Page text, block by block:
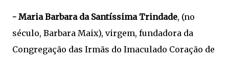
- Maria Barbara da Santíssima Trindade, (no
século, Barbara Maix), virgem, fundadora da
Congregação das Irmãs do Imaculado Coração de